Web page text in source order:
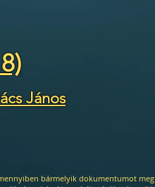
János
bármelyik dokumentumot meg